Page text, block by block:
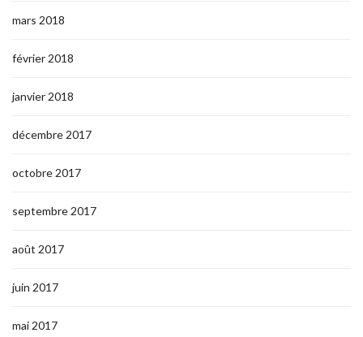
mars 2018
février 2018
janvier 2018
décembre 2017
octobre 2017
septembre 2017
août 2017
juin 2017
mai 2017